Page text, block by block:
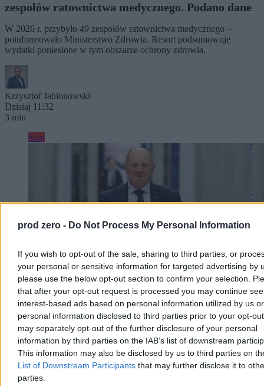
prod zero - Do Not Process My Personal Information
If you wish to opt-out of the sale, sharing to third parties, or
your personal or sensitive information for targeted advertising by
please use the below opt-out section to confirm your selection.
that after your opt-out request is processed you may continue
interest-based ads based on personal information utilized by us or
personal information disclosed to third parties prior to your opt-
may separately opt-out of the further disclosure of your personal
information by third parties on the IAB’s list of downstream
This information may also be disclosed by us to third parties on
List of Downstream Participants that may further disclose it to
parties.
zespołów ratownictwa medycznego. Podano dane
W 2026 r. przybyło 49 zespołów ratownictwa medycznego –
poinformowało Ministerstwo Zdrowia. Resort podsumowuje
wydatki poniesione w tym obszarze ochrony zdrowia.
Krzysztof Jabłonowski
Dzisiaj 11:32
3 min
Kraj
Sawicki nie boi się Tuska. „Nie zje PSL-u, bo
mógłby się udławić”
– Jeśli mówi pani o tym wybitnym polityku, jakim jest Donald Tusk,
to on doskonale wie, że nie zje PSL-u, bo mógłby się udławić –
powiedział Marek Sawicki w Porannych Rozmowach Zero. Polityk